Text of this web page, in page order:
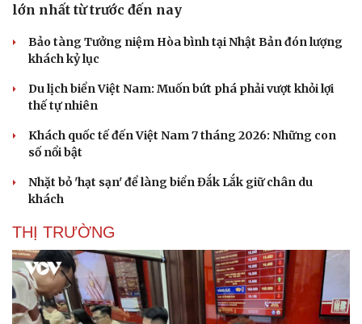
Sức khỏe
Dinh dưỡng - món ngon
Cây thuốc
Nhi khoa
Nam khoa
Làm đẹp - giảm cân
Phòng mạch online
Ăn sạch sống khỏe
Nhà đẹp
lớn nhất từ trước đến nay
Bảo tàng Tưởng niệm Hòa bình tại Nhật Bản đón lượng
khách kỷ lục
Du lịch biển Việt Nam: Muốn bứt phá phải vượt khỏi lợi
thế tự nhiên
Khách quốc tế đến Việt Nam 7 tháng 2026: Những con
số nổi bật
Nhặt bỏ 'hạt sạn' để làng biển Đắk Lắk giữ chân du
khách
THỊ TRƯỜNG